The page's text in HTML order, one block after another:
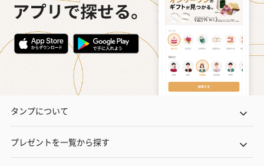
タンプについて
プレゼントを一覧から探す